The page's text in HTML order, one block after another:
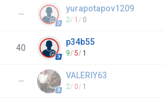
—
yurapotapov1209
2/ 1 / 0
40
p34b55
9/5/ 1
—
VALERIY63
2/ 0/ 1